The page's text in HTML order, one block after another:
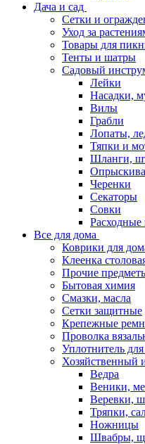
Дача и сад
Сетки и
Уход за
Товары для
Тенты и шатры
Садовый
Лейки
Насадки,
Вилы
Грабли
Лопаты,
Тяпки и
Шланги,
Черенки
Секаторы
Совки
Расходные
Все для дома
Коврики для
Клеенка
Прочие
Бытовая химия
Смазки, масла
Сетки защитные
Крепежные
Проволка
Уплотнитель
Хозяйственный
Ведра
Веники,
Веревки,
Тряпки,
Ножницы
Швабры,